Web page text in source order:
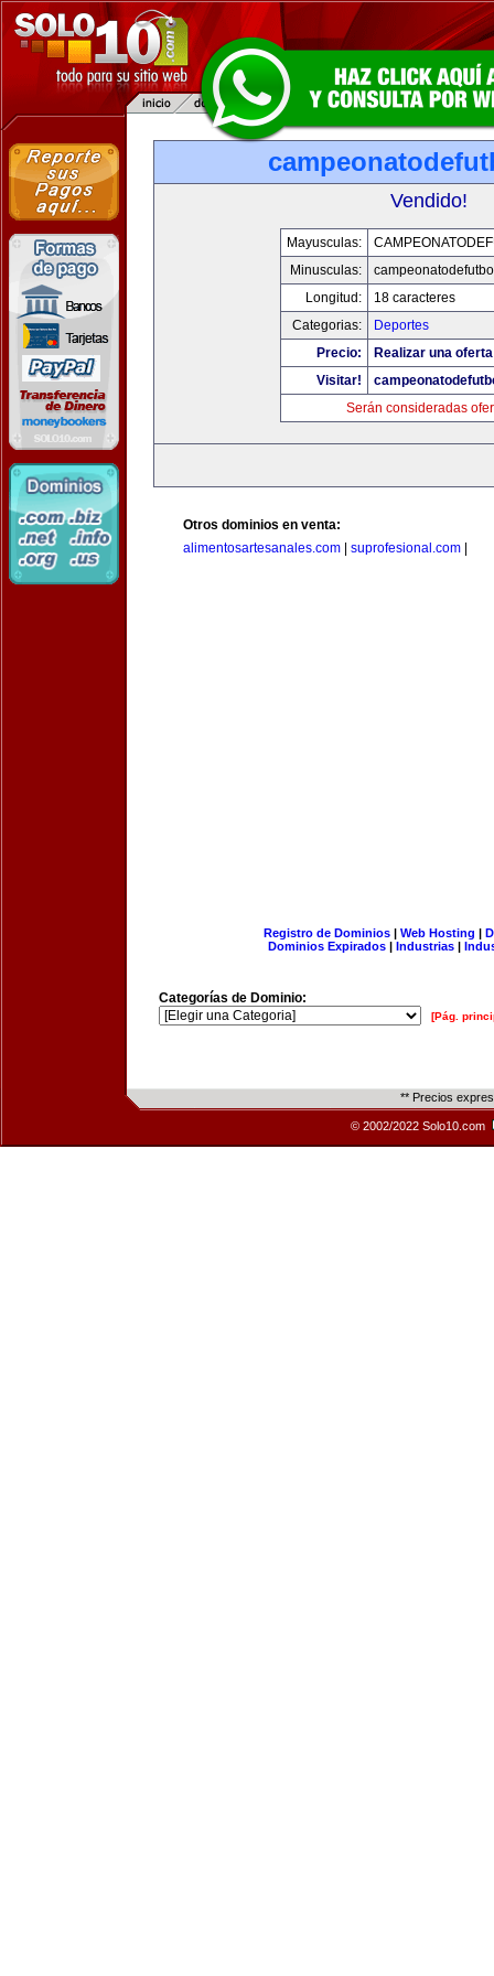
Vendido!
Mayusculas:
Minusculas:
Longitud:
18 caracteres
Categorias:
Deportes
Precio:
Realizar una
Visitar!
Serán consideradas
Otros dominios en venta:
alimentosartesanales.com
suprofesional.com
Registro de Dominios| Web Hosting |
Dominios Expirados | Industrias |
Categorías de Dominio:
[Pág.
** Precios
© 2002/2022 Solo10.com